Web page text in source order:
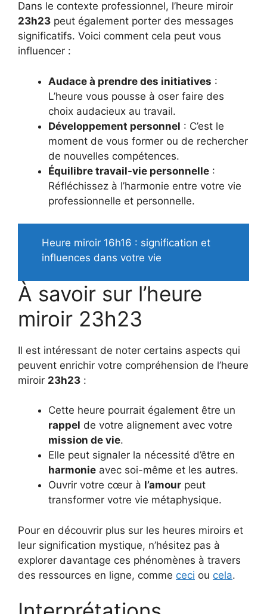
Dans le contexte professionnel, l’heure miroir
23h23 peut également porter des messages
significatifs. Voici comment cela peut vous
influencer :
Audace à prendre des initiatives :
L’heure vous pousse à oser faire des
choix audacieux au travail.
Développement personnel : C’est le
moment de vous former ou de rechercher
de nouvelles compétences.
Équilibre travail-vie personnelle :
Réfléchissez à l’harmonie entre votre vie
professionnelle et personnelle.
Heure miroir 16h16 : signification et
influences dans votre vie
À savoir sur l’heure
miroir 23h23
Il est intéressant de noter certains aspects qui
peuvent enrichir votre compréhension de l’heure
miroir 23h23 :
Cette heure pourrait également être un
rappel de votre alignement avec votre
mission de vie.
Elle peut signaler la nécessité d’être en
harmonie avec soi-même et les autres.
Ouvrir votre cœur à l’amour peut
transformer votre vie métaphysique.
Pour en découvrir plus sur les heures miroirs et
leur signification mystique, n’hésitez pas à
explorer davantage ces phénomènes à travers
des ressources en ligne, comme ceci ou cela.